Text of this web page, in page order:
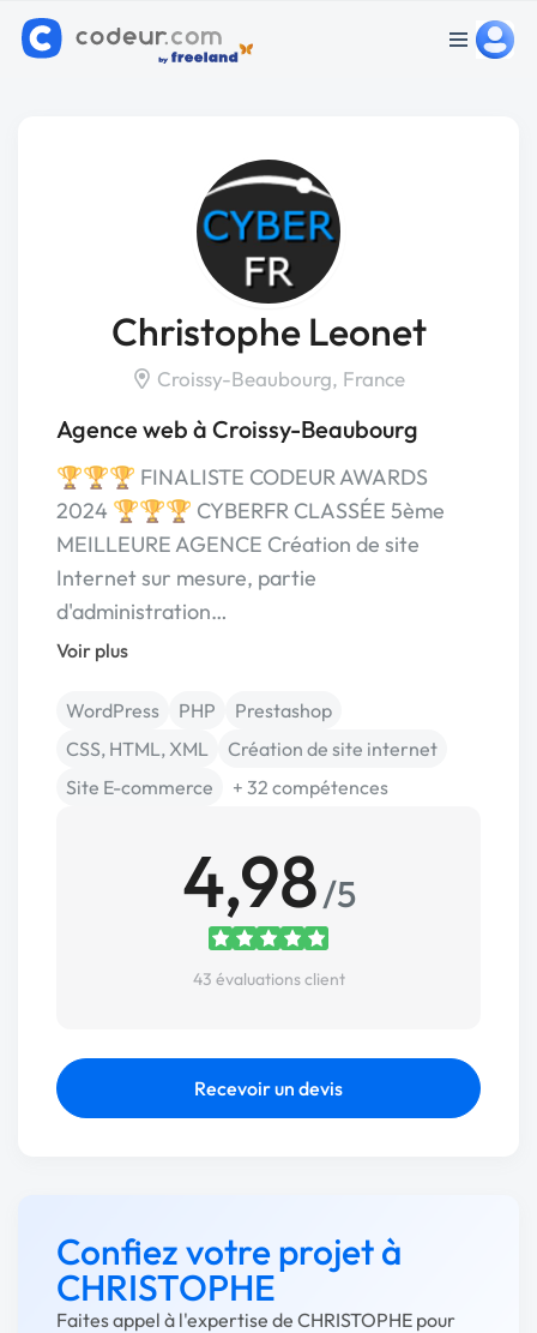
Christophe Leonet
Croissy-Beaubourg, France
Agence web à Croissy-Beaubourg
🏆🏆🏆 FINALISTE CODEUR AWARDS
2024 🏆🏆🏆 CYBERFR CLASSÉE 5ème
MEILLEURE AGENCE Création de site
Internet sur mesure, partie
d'administration…
Voir plus
WordPress PHP
Prestashop
CSS, HTML, XML
Création de site internet
Site E-commerce
+ 32 compétences
4,98/5
43 évaluations client
Recevoir un devis
Confiez votre projet à
CHRISTOPHE
Faites appel à l'expertise de CHRISTOPHE pour